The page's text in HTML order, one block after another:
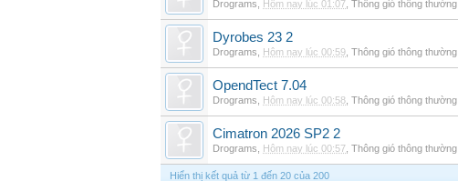
Drograms Hôm nay lúc 01:07 Thông gió thông thường
Dyrobes 23 2
Drograms Hôm nay lúc 00:59 Thông gió thông thường
OpendTect 7.04
Drograms Hôm nay lúc 00:58 Thông gió thông thường
Cimatron 2026 SP2 2
Drograms Hôm nay lúc 00:57 Thông gió thông thường
Hiển thị kết quả từ 1 đến 20 của 200